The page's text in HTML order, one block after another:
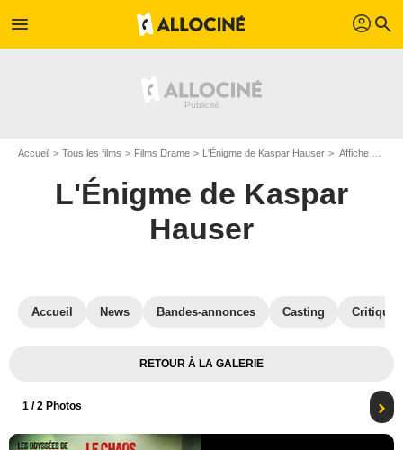
menu profil search
Accueil Tous les films Films Drame L'Énigme de Kaspar Hauser Affiche du film L'Énigme de Kaspar Hauser - Photo 1
L'Énigme de Kaspar
Hauser
Accueil News Bandes-annonces Casting
RETOUR À LA GALERIE
1 / 2 Photos